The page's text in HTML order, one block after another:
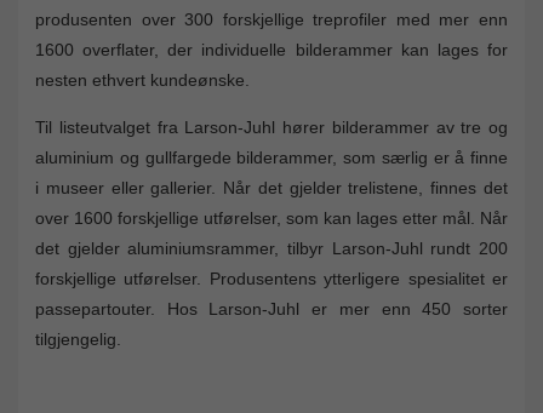
produsenten over 300 forskjellige treprofiler med mer enn
1600 overflater, der individuelle bilderammer kan lages for
nesten ethvert kundeønske.
Til listeutvalget fra Larson-Juhl hører bilderammer av tre og
aluminium og gullfargede bilderammer, som særlig er å finne
i museer eller gallerier. Når det gjelder trelistene, finnes det
over 1600 forskjellige utførelser, som kan lages etter mål. Når
det gjelder aluminiumsrammer, tilbyr Larson-Juhl rundt 200
forskjellige utførelser. Produsentens ytterligere spesialitet er
passepartouter. Hos Larson-Juhl er mer enn 450 sorter
tilgjengelig.